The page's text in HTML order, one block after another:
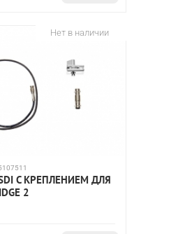
Нет в наличии
С КРЕПЛЕНИЕМ ДЛЯ
2